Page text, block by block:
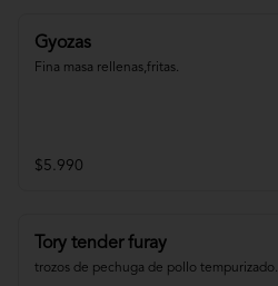
Gyozas
Fina masa rellenas,fritas.
$5.990
Tory tender furay
trozos de pechuga de pollo tempurizado.